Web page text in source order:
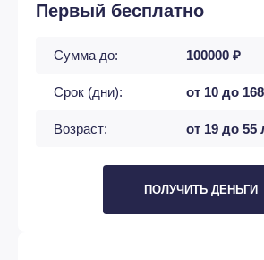
Первый бесплатно
Сумма до: 100000 ₽
Срок (дни): от 10 до
Возраст: от 19 до 55
ПОЛУЧИТЬ ДЕНЬГИ